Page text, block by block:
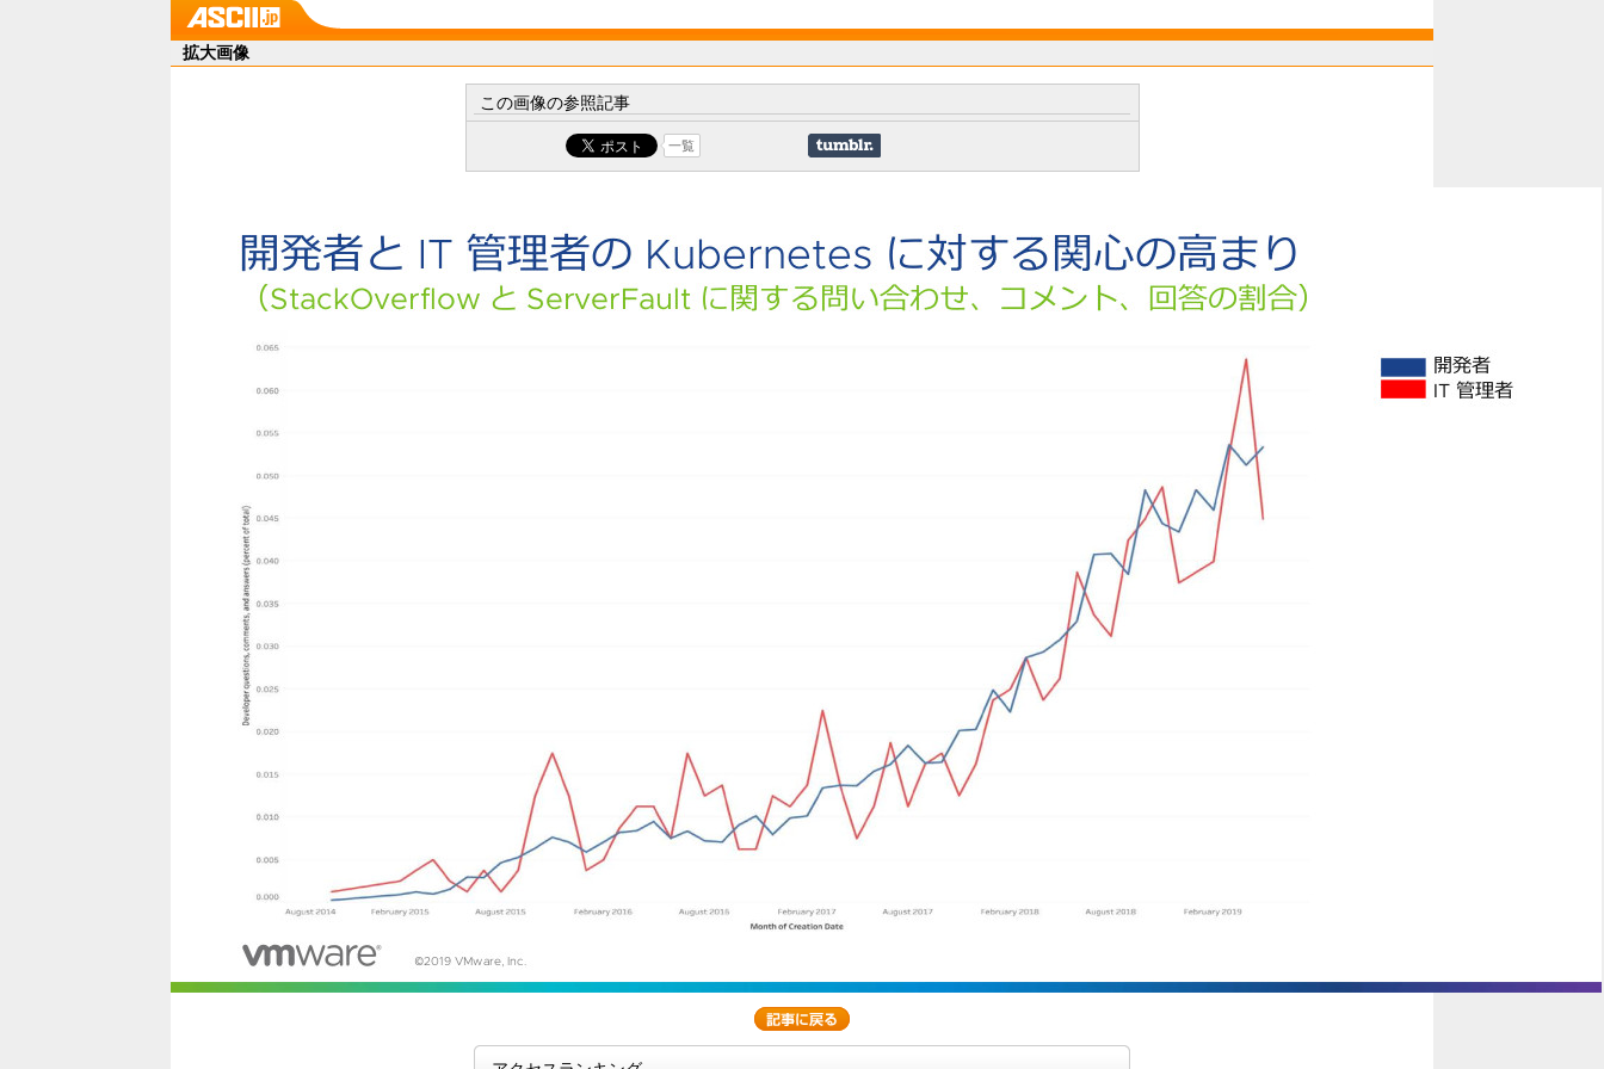
拡大画像
この画像の参照記事
一覧